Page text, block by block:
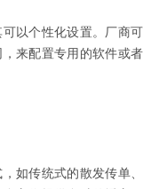
以个性化设置。厂商可
来配置专用的软件或者
如传统式的散发传单、